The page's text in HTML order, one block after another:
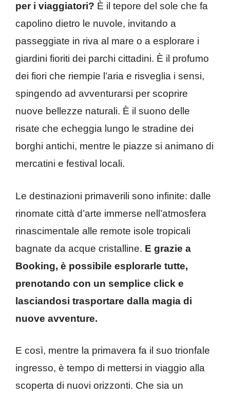
per i viaggiatori? È il tepore del sole che fa
capolino dietro le nuvole, invitando a
passeggiate in riva al mare o a esplorare i
giardini fioriti dei parchi cittadini. È il profumo
dei fiori che riempie l’aria e risveglia i sensi,
spingendo ad avventurarsi per scoprire
nuove bellezze naturali. È il suono delle
risate che echeggia lungo le stradine dei
borghi antichi, mentre le piazze si animano di
mercatini e festival locali.
Le destinazioni primaverili sono infinite: dalle
rinomate città d’arte immerse nell’atmosfera
rinascimentale alle remote isole tropicali
bagnate da acque cristalline. E grazie a
Booking, è possibile esplorarle tutte,
prenotando con un semplice click e
lasciandosi trasportare dalla magia di
nuove avventure.
E così, mentre la primavera fa il suo trionfale
ingresso, è tempo di mettersi in viaggio alla
scoperta di nuovi orizzonti. Che sia un